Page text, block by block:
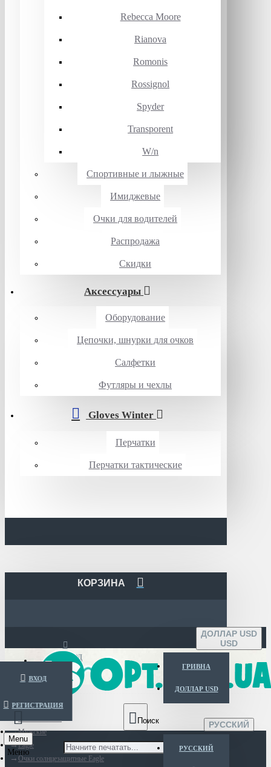
Rebecca Moore
Rianova
Romonis
Rossignol
Spyder
Transporent
W/n
Спортивные и лыжные
Имиджевые
Очки для водителей
Распродажа
Скидки
Аксессуары
Оборудование
Цепочки, шнурки для очков
Салфетки
Футляры и чехлы
Gloves Winter
Перчатки
Перчатки тактические
КОРЗИНА
ВХОД
ВХОД
РЕГИСТРАЦИЯ
ДОЛЛАР USD
USD
ГРИВНА
ДОЛЛАР USD
РУССКИЙ
РУССКИЙ
Menu
Мужские
Eagle
Очки солнцезащитные Eagle